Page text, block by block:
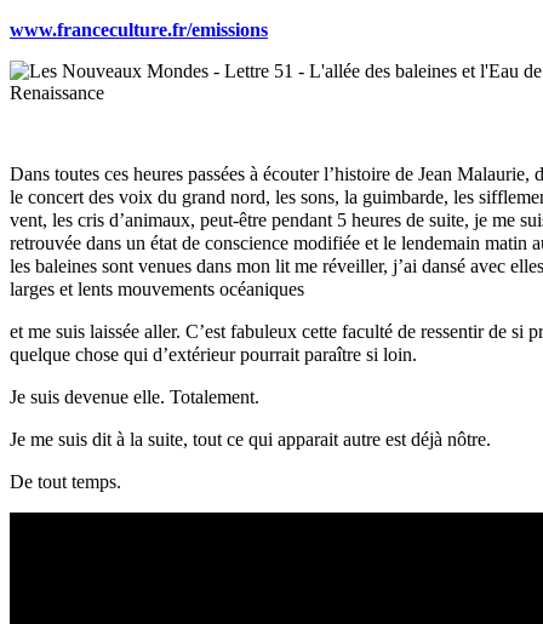
www.franceculture.fr/emissions
Dans toutes ces heures passées à écouter l’histoire de Jean Malaurie,
le concert des voix du grand nord, les sons, la guimbarde, les
vent, les cris d’animaux, peut-être pendant 5 heures de suite, je me
retrouvée dans un état de conscience modifiée et le lendemain matin
les baleines sont venues dans mon lit me réveiller, j’ai dansé avec
larges et lents mouvements océaniques
et me suis laissée aller. C’est fabuleux cette faculté de ressentir de si
quelque chose qui d’extérieur pourrait paraître si loin.
Je suis devenue elle. Totalement.
Je me suis dit à la suite, tout ce qui apparait autre est déjà nôtre.
De tout temps.